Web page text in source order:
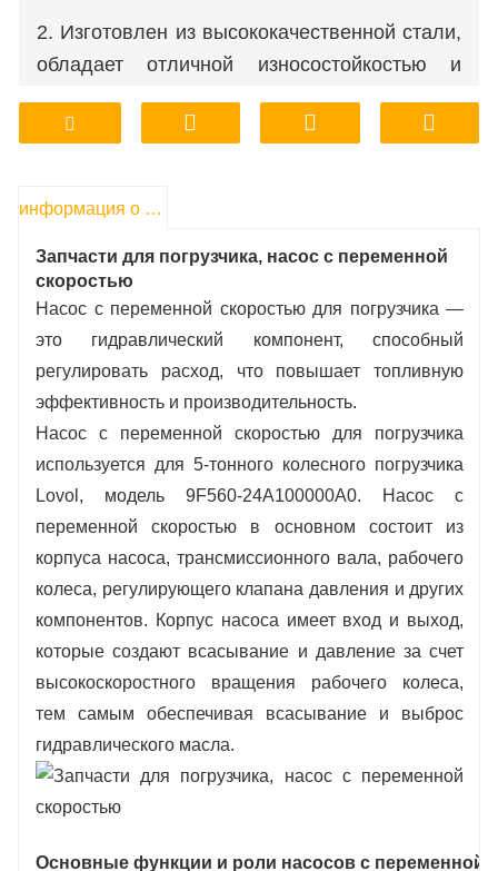
2. Изготовлен из высококачественной стали,
обладает отличной износостойкостью и
долговечностью.
обеспечивая плавную и малошумную работу.
4. Поставка напрямую с завода для
удовлетворения конкретных потребностей.
5. Сочетание строгого контроля качества
для достижения оптимальной экономической
эффективности.
6. Хранение на заводском складе для
обеспечения быстрой и беспроблемной
доставки и логистики.
информация о продукте
Запчасти для погрузчика, насос с переменной
скоростью
Насос с переменной скоростью для погрузчика —
это гидравлический компонент, способный
регулировать расход, что повышает топливную
эффективность и производительность.
Насос с переменной скоростью для погрузчика
используется для 5-тонного колесного погрузчика
Lovol, модель 9F560-24A100000A0. Насос с
переменной скоростью в основном состоит из
корпуса насоса, трансмиссионного вала, рабочего
колеса, регулирующего клапана давления и других
компонентов. Корпус насоса имеет вход и выход,
которые создают всасывание и давление за счет
высокоскоростного вращения рабочего колеса,
тем самым обеспечивая всасывание и выброс
гидравлического масла.
Основные функции и роли насосов с переменной